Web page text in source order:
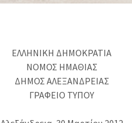
ΕΛΛΗΝΙΚΗ ΔΗΜΟΚΡΑΤΙΑ
ΝΟΜΟΣ ΗΜΑΘΙΑΣ
ΔΗΜΟΣ ΑΛΕΞΑΝΔΡΕΙΑΣ
ΓΡΑΦΕΙΟ ΤΥΠΟΥ